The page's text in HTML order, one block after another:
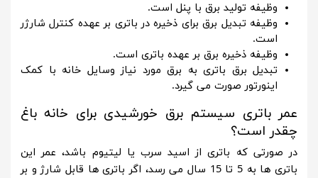
وظیفه تولید برق با پنل است.
وظیفه تبدیل برق برای ذخیره در باتری بر عهده کنترل شارژر
است.
وظیفه ذخیره برق بر عهده باتری است.
تبدیل برق باتری به برق مورد نیاز وسایل خانه با کمک
اینورتور صورت می گیرد.
عمر باتری سیستم برق خورشیدی برای خانه باغ
چقدر است؟
در صورتی که باتری از اسید سرب یا لیتیوم باشد، عمر این
باتری ها به 5 تا 15 سال می رسد، اگر باتری ها قابل شارژ و بر